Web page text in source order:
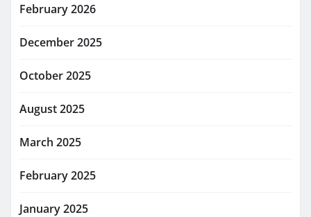
February 2026
December 2025
October 2025
August 2025
March 2025
February 2025
January 2025